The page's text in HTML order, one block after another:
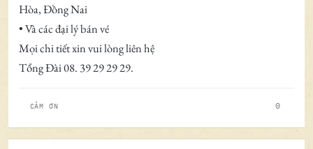
Hòa, Đồng Nai
• Và các đại lý bán vé
Mọi chi tiết xin vui lòng liên hệ
Tổng Đài 08. 39 29 29 29.
CẢM ƠN 0